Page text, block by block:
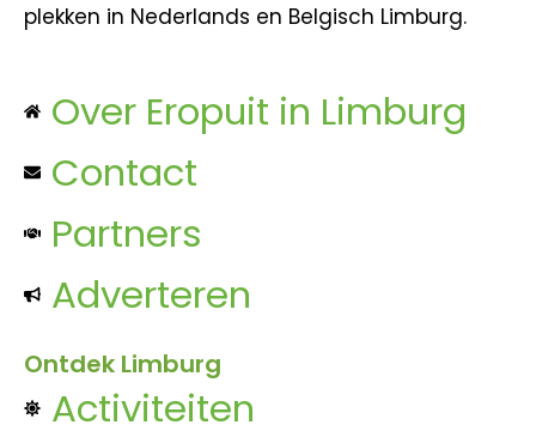
plekken in Nederlands en Belgisch Limburg.
Over Eropuit in Limburg
Contact
Partners
Adverteren
Ontdek Limburg
Activiteiten